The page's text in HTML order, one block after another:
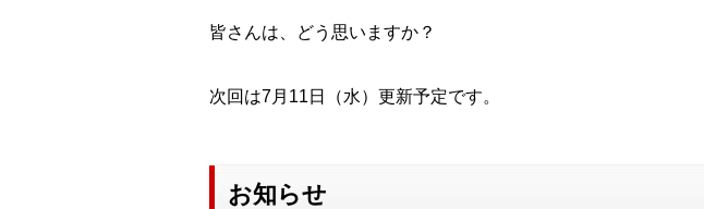
皆さんは、どう思いますか？
次回は7月11日（水）更新予定です。
お知らせ